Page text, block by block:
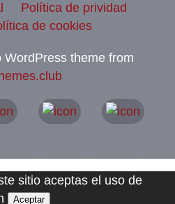
Política de prividad
de cookies
WordPress theme from
sitio aceptas el uso de
Aceptar